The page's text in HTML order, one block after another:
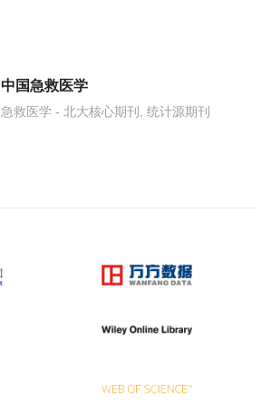
中国急救医学
急救医学 - 北大核心期刊, 统计源期刊